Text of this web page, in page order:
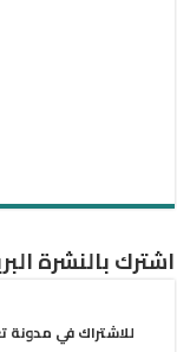
اشترك بالنشرة
للاشتراك في مدونة